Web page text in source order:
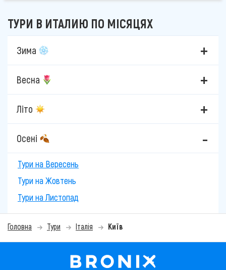
ТУРИ В ИТАЛИЮ ПО МІСЯЦЯХ
Зима
Весна
Літо
Осені
Тури на Вересень
Тури на Жовтень
Тури на Листопад
Головна Тури Італія Київ